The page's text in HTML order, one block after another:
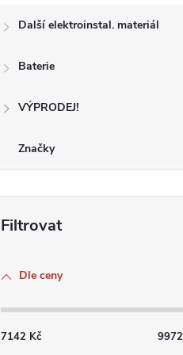
Další elektroinstal. materiál
Baterie
VÝPRODEJ!
Značky
Dle ceny
7142 Kč 9972